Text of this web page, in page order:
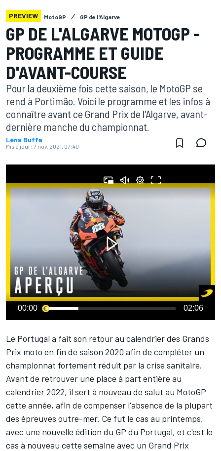
PREVIEW MotoGP GP de l'Algarve
GP DE L'ALGARVE MOTOGP -
PROGRAMME ET GUIDE
D'AVANT-COURSE
Pour la deuxième fois cette saison, le MotoGP se
rend à Portimão. Voici le programme et les infos à
connaître avant ce Grand Prix de l'Algarve, avant-
dernière manche du championnat.
Léna Buffa
Mis à jour: 7 nov. 2021, 07:40
00:00 02:06
Le Portugal a fait son retour au calendrier des Grands
Prix moto en fin de saison 2020 afin de compléter un
championnat fortement réduit par la crise sanitaire.
Avant de retrouver une place à part entière au
calendrier 2022, il sert à nouveau de salut au MotoGP
cette année, afin de compenser l'absence de la plupart
des épreuves outre-mer. Ce fut le cas au printemps,
avec une nouvelle édition du GP du Portugal, et c'est le
cas à nouveau cette semaine avec un Grand Prix